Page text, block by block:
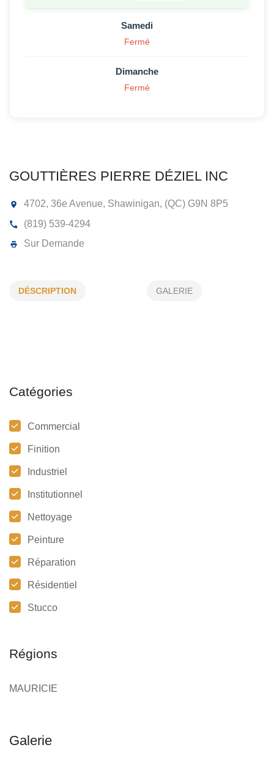
DÉSCRIPTION GALERIE
Catégories
Commercial
Finition
Industriel
Institutionnel
Nettoyage
Peinture
Réparation
Résidentiel
Stucco
Régions
MAURICIE
Samedi
Fermé
Dimanche
Fermé